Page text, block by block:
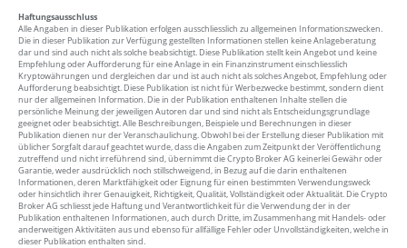
Haftungsausschluss
Alle Angaben in dieser Publikation erfolgen ausschliesslich zu allgemeinen Informationszwecken.
Die in dieser Publikation zur Verfügung gestellten Informationen stellen keine Anlageberatung
dar und sind auch nicht als solche beabsichtigt. Diese Publikation stellt kein Angebot und keine
Empfehlung oder Aufforderung für eine Anlage in ein Finanzinstrument einschliesslich
Kryptowährungen und dergleichen dar und ist auch nicht als solches Angebot, Empfehlung oder
Aufforderung beabsichtigt. Diese Publikation ist nicht für Werbezwecke bestimmt, sondern dient
nur der allgemeinen Information. Die in der Publikation enthaltenen Inhalte stellen die
persönliche Meinung der jeweiligen Autoren dar und sind nicht als Entscheidungsgrundlage
geeignet oder beabsichtigt. Alle Beschreibungen, Beispiele und Berechnungen in dieser
Publikation dienen nur der Veranschaulichung. Obwohl bei der Erstellung dieser Publikation mit
üblicher Sorgfalt darauf geachtet wurde, dass die Angaben zum Zeitpunkt der Veröffentlichung
zutreffend und nicht irreführend sind, übernimmt die Crypto Broker AG keinerlei Gewähr oder
Garantie, weder ausdrücklich noch stillschweigend, in Bezug auf die darin enthaltenen
Informationen, deren Marktfähigkeit oder Eignung für einen bestimmten Verwendungsweck
oder hinsichtlich ihrer Genauigkeit, Richtigkeit, Qualität, Vollständigkeit oder Aktualität. Die Crypto
Broker AG schliesst jede Haftung und Verantwortlichkeit für die Verwendung der in der
Publikation enthaltenen Informationen, auch durch Dritte, im Zusammenhang mit Handels- oder
anderweitigen Aktivitäten aus und ebenso für allfällige Fehler oder Unvollständigkeiten, welche in
dieser Publikation enthalten sind.